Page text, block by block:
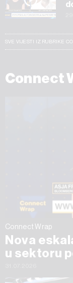
SVE VIJESTI IZ RUBRIKE
Connect
Connect Wrap
Nova
u sektoru